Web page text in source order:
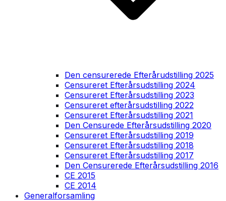
Den censurerede Efterårudstilling 2025
Censureret Efterårsudstilling 2024
Censureret Efterårsudstilling 2023
Censureret efterårsudstilling 2022
Censureret Efterårsudstilling 2021
Den Censurede Efterårsudstilling 2020
Censureret Efterårsudstilling 2019
Censureret Efterårsudstilling 2018
Censureret Efterårsudstilling 2017
Den Censurerede Efterårsudstilling 2016
CE 2015
CE 2014
Generalforsamling